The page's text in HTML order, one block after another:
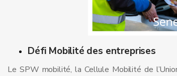
Défi Mobilité des entreprises
Le SPW mobilité, la Cellule Mobilité de